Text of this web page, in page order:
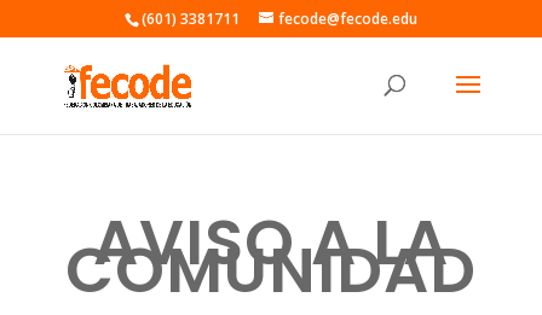
(601) 3381711 fecode@fecode.edu
AVISO A LA
COMUNIDAD